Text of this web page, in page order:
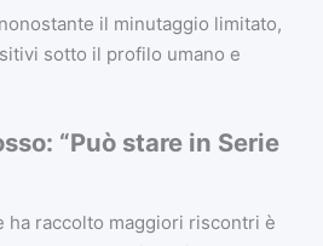
il minutaggio limitato,
sotto il profilo umano e
“Può stare in Serie
ha raccolto maggiori riscontri è